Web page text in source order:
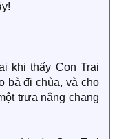
khi thấy Con Trai
bà đi chùa, và cho
trưa nắng chang